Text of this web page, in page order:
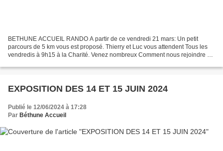
BETHUNE ACCUEIL RANDO A partir de ce vendredi 21 mars: Un petit
parcours de 5 km vous est proposé. Thierry et Luc vous attendent Tous les
vendredis à 9h15 à la Charité. Venez nombreux Comment nous rejoindre ?
EXPOSITION DES 14 ET 15 JUIN 2024
Publié le 12/06/2024 à 17:28
Par Béthune Accueil